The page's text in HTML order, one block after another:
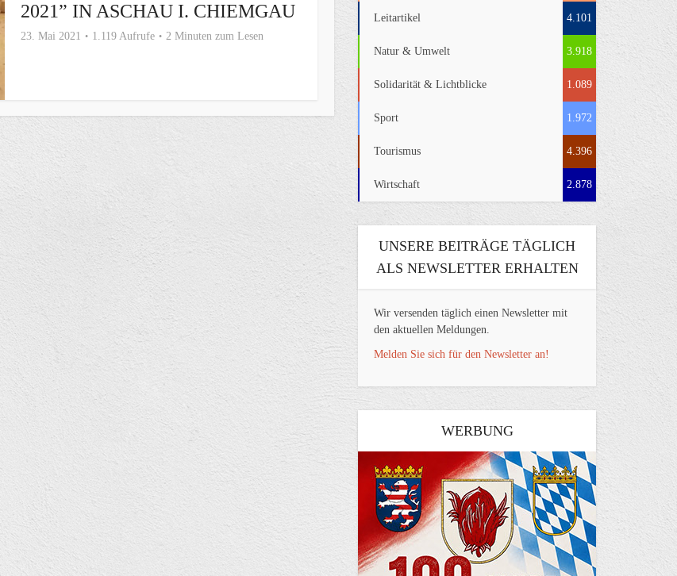
2021” IN ASCHAU I. CHIEMGAU
23. Mai 2021 1.119 Aufrufe 2 Minuten zum Lesen
Leitartikel 4.101
Natur & Umwelt 3.918
Solidarität & Lichtblicke 1.089
Sport 1.972
Tourismus 4.396
Wirtschaft 2.878
UNSERE BEITRÄGE TÄGLICH
ALS NEWSLETTER ERHALTEN
Wir versenden täglich einen Newsletter mit
den aktuellen Meldungen.
Melden Sie sich für den Newsletter an!
WERBUNG